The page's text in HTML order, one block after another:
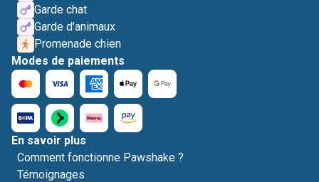
Garde chat
Garde d'animaux
Promenade chien
Modes de paiements
En savoir plus
Comment fonctionne Pawshake ?
Témoignages